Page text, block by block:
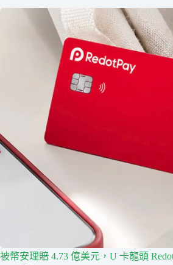
被幣安理賠 4.73 億美元，U 卡龍頭